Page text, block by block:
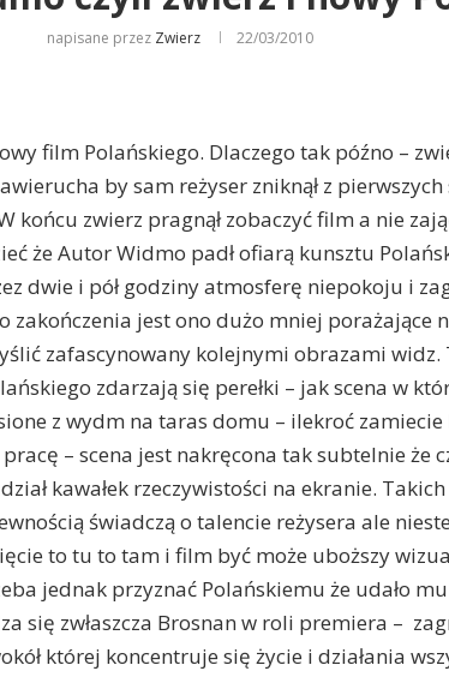
napisane przez Zwierz 22/03/2010
film Polańskiego. Dlaczego tak późno –
by sam reżyser zniknął z
końcu zwierz pragnął zobaczyć film a nie
że Autor Widmo padł ofiarą kunsztu
dwie i pół godziny atmosferę niepokoju i
zakończenia jest ono dużo mniej porażające
zafascynowany kolejnymi obrazami widz.
zdarzają się perełki – jak scena w
z wydm na taras domu – ilekroć zamiecie
– scena jest nakręcona tak subtelnie że
kawałek rzeczywistości na ekranie.
świadczą o talencie reżysera ale
to tu to tam i film być może uboższy
jednak przyznać Polańskiemu że udało
się zwłaszcza Brosnan w roli premiera –
której koncentruje się życie i działania